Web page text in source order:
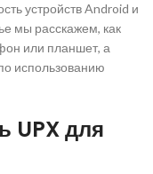
устройств Android и
мы расскажем, как
или планшет, а
использованию
UPX для